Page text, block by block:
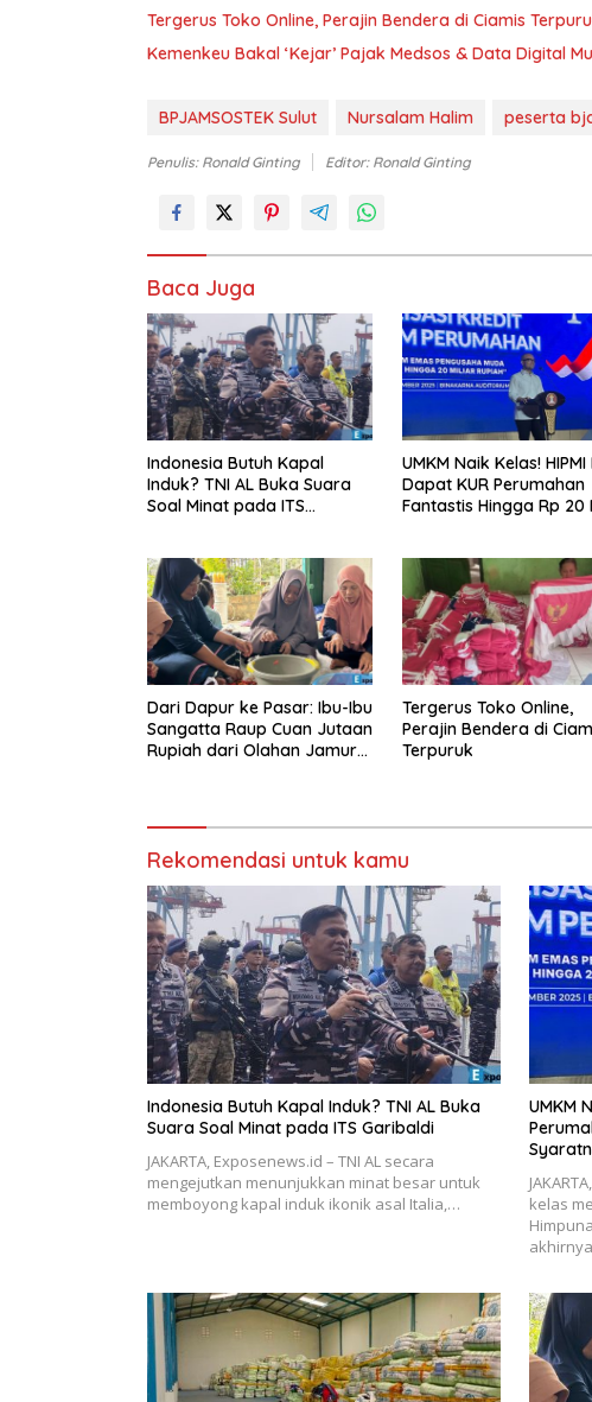
Tergerus Toko Online, Perajin Bendera di Ciamis
Kemenkeu Bakal ‘Kejar’ Pajak Medsos & Data Digital
BPJAMSOSTEK Sulut Nursalam Halim peserta
Penulis: Ronald Ginting Editor: Ronald Ginting
Baca Juga
Indonesia Butuh Kapal
Induk? TNI AL Buka Suara
Soal Minat pada ITS
UMKM Naik Kelas! HIPMI
Dapat KUR Perumahan
Fantastis Hingga Rp 20
Dari Dapur ke Pasar: Ibu-Ibu
Sangatta Raup Cuan Jutaan
Rupiah dari Olahan Jamur
Tergerus Toko Online,
Perajin Bendera di
Terpuruk
Rekomendasi untuk kamu
Indonesia Butuh Kapal Induk? TNI AL Buka
Suara Soal Minat pada ITS Garibaldi
JAKARTA, Exposenews.id – TNI AL secara
mengejutkan menunjukkan minat besar untuk
memboyong kapal induk ikonik asal Italia,…
UMKM
kelas